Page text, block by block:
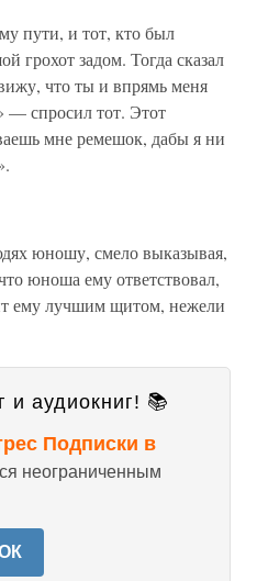
пути, и тот, кто был
грохот задом. Тогда сказал
что ты и впрямь меня
спросил тот. Этот
мне ремешок, дабы я ни
юношу, смело выказывая,
юноша ему ответствовал,
ему лучшим щитом, нежели
и аудиокниг! 📚
Подписки в
неограниченным